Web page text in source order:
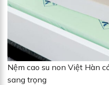
Nệm cao su non Việt Hàn
sang trọng